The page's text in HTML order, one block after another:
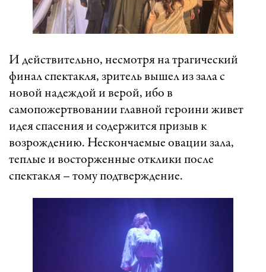
И действительно, несмотря на трагический
финал спектакля, зритель вышел из зала с
новой надеждой и верой, ибо в
самопожертвовании главной героини живет
идея спасения и содержится призыв к
возрождению. Нескончаемые овации зала,
теплые и восторженные отклики после
спектакля – тому подтверждение.